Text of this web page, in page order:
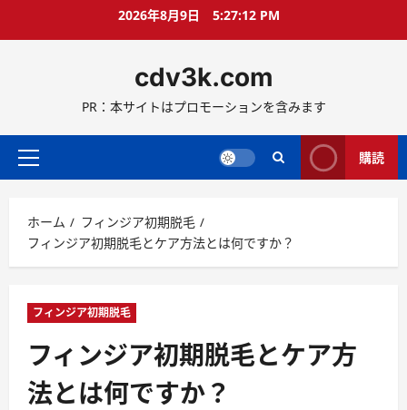
ス
ッ
2026年8月9日 5:27:13 PM
cdv3k.com
PR：本サイトはプロモーションを含みます
メ
メ
ニ
ュ
購読
ホーム
フィンジア初期脱毛
フィンジア初期脱毛とケア方法とは何ですか？
フィンジア初期脱毛
フィンジア初期脱毛とケア方
法とは何ですか？